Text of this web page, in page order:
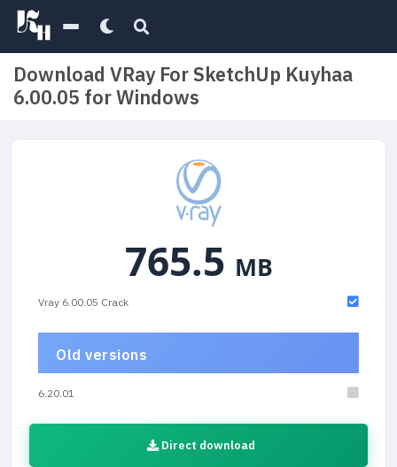
Download VRay For SketchUp Kuyhaa
6.00.05 for Windows
765.5 MB
Vray 6.00.05 Crack
Old versions
6.20.01
Direct download